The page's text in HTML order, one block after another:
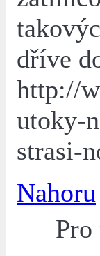
dříve
http://
utoky-
strasi-
Nahoru